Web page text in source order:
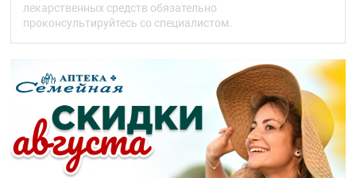
лекарственных средств обязательно
проконсультируйтесь со специалистом.